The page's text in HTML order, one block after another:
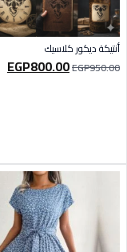
أنتيكة ديكور كلاسيك
EGP950.00
EGP800.00